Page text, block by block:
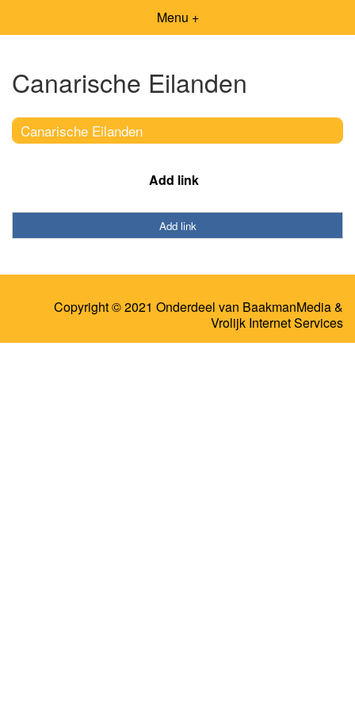
Menu +
Canarische Eilanden
Canarische Eilanden
Add link
Add link
Copyright © 2021 Onderdeel van BaakmanMedia&
Vrolijk Internet Services